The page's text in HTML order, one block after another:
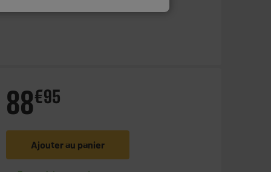
88€95
Ajouter au panier